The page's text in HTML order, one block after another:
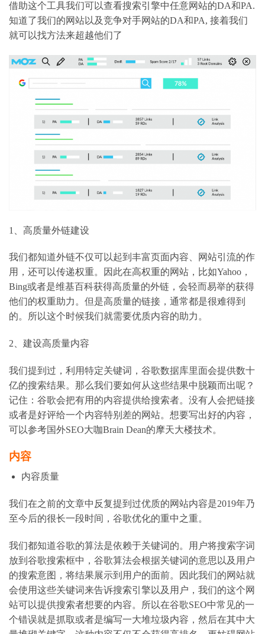
借助这个工具我们可以查看搜索引擎中任意网站的DA和PA.
知道了我们的网站以及竞争对手网站的DA和PA, 接着我们
就可以找方法来超越他们了
1、高质量外链建设
我们都知道外链不仅可以起到丰富页面内容、网站引流的作
用，还可以传递权重。因此在高权重的网站，比如Yahoo，
Bing或者是维基百科获得高质量的外链，会轻而易举的获得
他们的权重助力。但是高质量的链接，通常都是很难得到
的。所以这个时候我们就需要优质内容的助力。
2、建设高质量内容
我们提到过，利用特定关键词，谷歌数据库里面会提供数十
亿的搜索结果。那么我们要如何从这些结果中脱颖而出呢？
记住：谷歌会把有用的内容提供给搜索者。没有人会把链接
或者是好评给一个内容特别差的网站。想要写出好的内容，
可以参考国外SEO大咖Brain Dean的摩天大楼技术。
内容
内容质量
我们在之前的文章中反复提到过优质的网站内容是2019年乃
至今后的很长一段时间，谷歌优化的重中之重。
我们都知道谷歌的算法是依赖于关键词的。用户将搜索字词
放到谷歌搜索框中，谷歌算法会根据关键词的意思以及用户
的搜索意图，将结果展示到用户的面前。因此我们的网站就
会使用这些关键词来告诉搜索引擎以及用户，我们的这个网
站可以提供搜索者想要的内容。所以在谷歌SEO中常见的一
个错误就是抓取或者是编写一大堆垃圾内容，然后在其中大